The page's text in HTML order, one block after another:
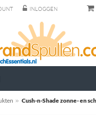
INLOGGEN
» Cush-n-Shade zonne- en